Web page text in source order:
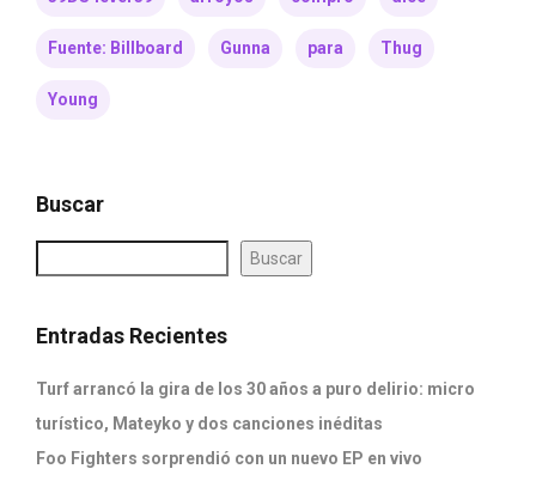
Fuente: Billboard Gunna para Thug
Young
Buscar
Buscar
Entradas Recientes
Turf arrancó la gira de los 30 años a puro delirio: micro
turístico, Mateyko y dos canciones inéditas
Foo Fighters sorprendió con un nuevo EP en vivo